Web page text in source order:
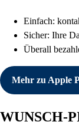
Einfach:
Sicher: Ihre
Überall
Mehr zu Apple
WUNSCH-